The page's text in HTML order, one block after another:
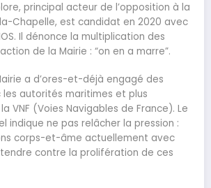
principal acteur de l’opposition à la
Chapelle, est candidat en 2020 avec
Il dénonce la multiplication des
de la Mairie : “on en a marre”.
a d’ores-et-déjà engagé des
autorités maritimes et plus
VNF (Voies Navigables de France). Le
indique ne pas relâcher la pression :
corps-et-âme actuellement avec
contre la prolifération de ces